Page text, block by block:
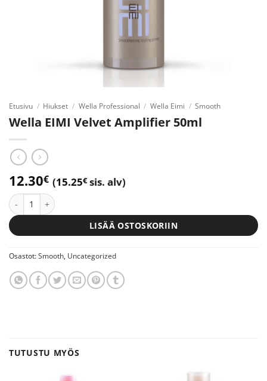
Etusivu / Hiukset / Wella Professional / Wella Eimi / Smooth
Wella EIMI Velvet Amplifier 50ml
12.30€ (15.25€sis. alv)
Wella EIMI Velvet Amplifier 50ml määrä
LISÄÄ OSTOSKORIIN
Osastot: Smooth Uncategorized
TUTUSTU MYÖS